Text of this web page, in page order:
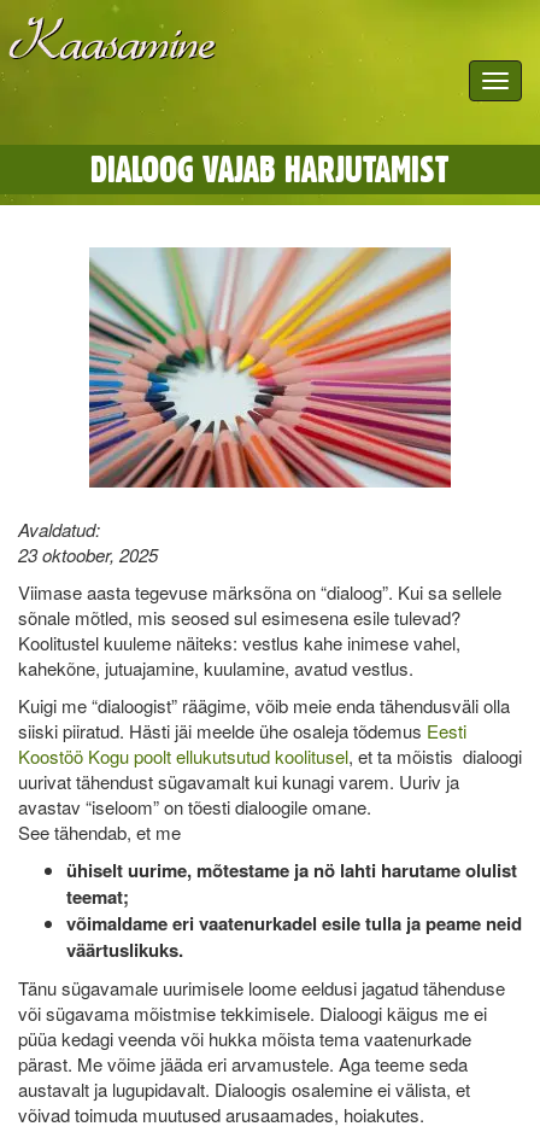
Toggle
DIALOOG VAJAB HARJUTAMIST
Avaldatud:
23 oktoober, 2025
Viimase aasta tegevuse märksõna on “dialoog”. Kui sa sellele
sõnale mõtled, mis seosed sul esimesena esile tulevad?
Koolitustel kuuleme näiteks: vestlus kahe inimese vahel,
kahekõne, jutuajamine, kuulamine, avatud vestlus.
Kuigi me “dialoogist” räägime, võib meie enda tähendusväli olla
siiski piiratud. Hästi jäi meelde ühe osaleja tõdemus Eesti
Koostöö Kogu poolt ellukutsutud koolitusel, et ta mõistis dialoogi
uurivat tähendust sügavamalt kui kunagi varem. Uuriv ja
avastav “iseloom” on tõesti dialoogile omane.
See tähendab, et me
ühiselt uurime, mõtestame ja nö lahti harutame olulist
teemat;
võimaldame eri vaatenurkadel esile tulla ja peame neid
väärtuslikuks.
Tänu sügavamale uurimisele loome eeldusi jagatud tähenduse
või sügavama mõistmise tekkimisele. Dialoogi käigus me ei
püüa kedagi veenda või hukka mõista tema vaatenurkade
pärast. Me võime jääda eri arvamustele. Aga teeme seda
austavalt ja lugupidavalt. Dialoogis osalemine ei välista, et
võivad toimuda muutused arusaamades, hoiakutes.